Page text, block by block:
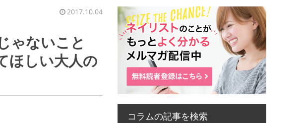
2017.10.04
ゃないこと
ほしい大人の
コラムの記事を検索